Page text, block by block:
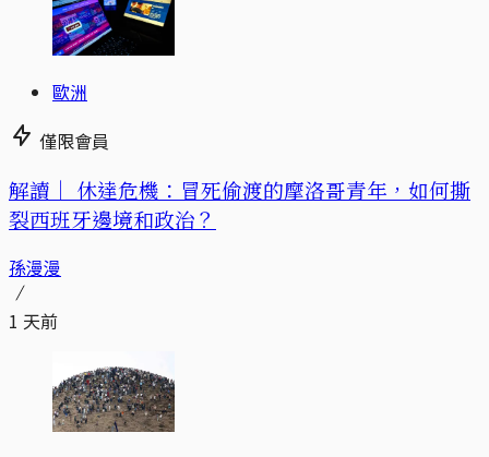
歐洲
僅限會員
解讀｜ 休達危機：冒死偷渡的摩洛哥青年，如何撕
裂西班牙邊境和政治？
孫漫漫
1 天前